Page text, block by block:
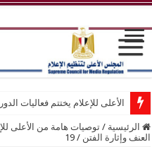
الأعلى للإعلام يختتم فعاليات
الرئيسية / توصيات هامة من الأعلى
العنف وإثارة الفتن /
19